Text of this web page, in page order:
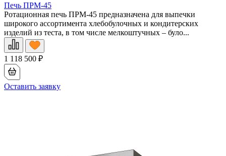
Печь ПРМ-45
Ротационная печь ПРМ-45 предназначена для выпечки
широкого ассортимента хлебобулочных и кондитерских
изделий из теста, в том числе мелкоштучных – було...
1 118 500 ₽
Оставить заявку